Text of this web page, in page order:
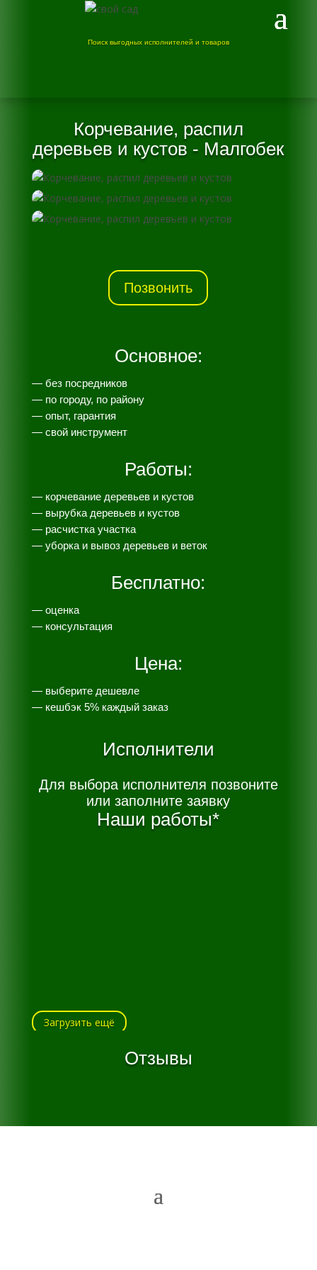
Поиск выгодных исполнителей и товаров
Корчевание, распил
деревьев и кустов - Малгобек
Позвонить
Основное:
— без посредников
— по городу, по району
— опыт, гарантия
— свой инструмент
Работы:
— корчевание деревьев и кустов
— вырубка деревьев и кустов
— расчистка участка
— уборка и вывоз деревьев и веток
Бесплатно:
— оценка
— консультация
Цена:
— выберите дешевле
— кешбэк 5% каждый заказ
Исполнители
Для выбора исполнителя позвоните
или заполните заявку
Наши работы*
Загрузить ещё
Отзывы